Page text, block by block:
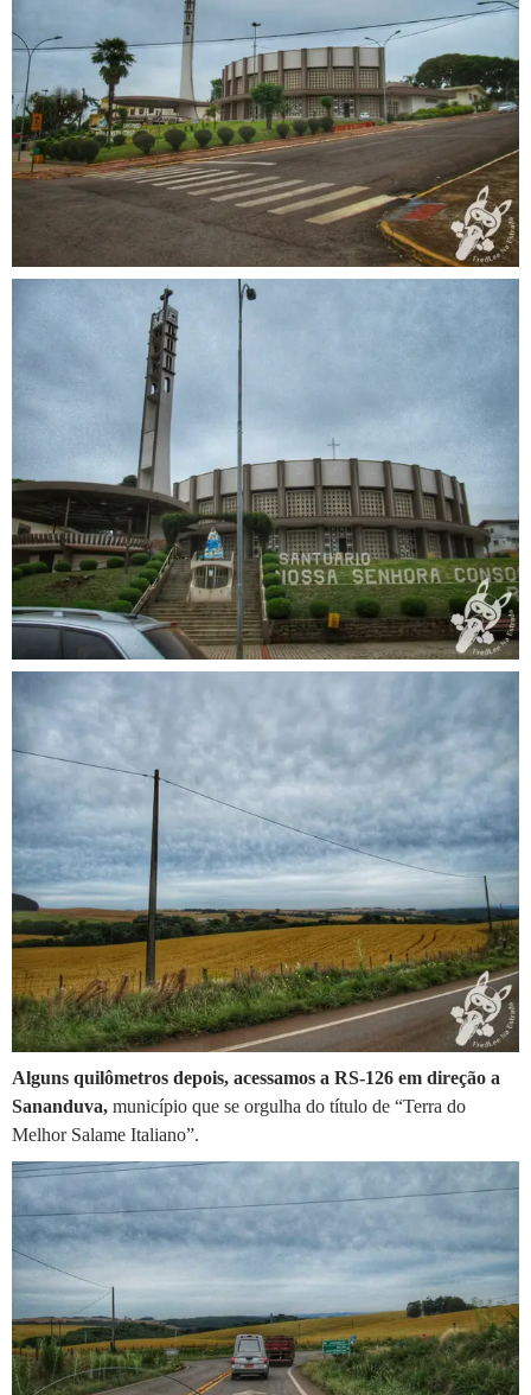
Alguns quilômetros depois, acessamos a RS-126 em direção a
Sananduva, município que se orgulha do título de “Terra do
Melhor Salame Italiano”.